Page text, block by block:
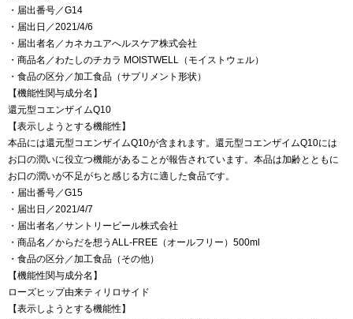
・届出番号／G14
・届出日／2021/4/6
・届出者名／カネカユアへルスケア株式会社
・商品名／わたしのチカラ MOISTWELL（モイストウェル）
・食品の区分／加工食品（サプリメント形状）
【機能性関与成分名】
還元型コエンザイムQ10
【表示しようとする機能性】
本品には還元型コエンザイムQ10が含まれます。還元型コエンザイムQ10には
お口の潤いに役立つ機能があることが報告されています。本品は加齢とともに
お口の潤いが不足がちと感じる方に適した食品です。
・届出番号／G15
・届出日／2021/4/7
・届出者名／サントリービール株式会社
・商品名／からだを想うALL-FREE（オールフリー）500ml
・食品の区分／加工食品（その他）
【機能性関与成分名】
ローズヒップ由来ティリロサイド
【表示しようとする機能性】